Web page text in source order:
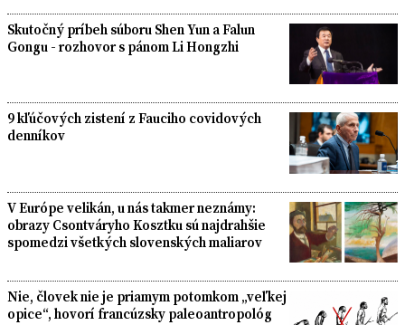
Skutočný príbeh súboru Shen Yun a Falun
Gongu - rozhovor s pánom Li Hongzhi
9 kľúčových zistení z Fauciho covidových
denníkov
V Európe velikán, u nás takmer neznámy:
obrazy Csontváryho Kosztku sú najdrahšie
spomedzi všetkých slovenských maliarov
Nie, človek nie je priamym potomkom „veľkej
opice“, hovorí francúzsky paleoantropológ